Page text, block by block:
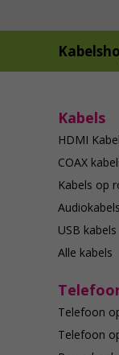
Kabels
HDMI
COAX
Kabels op
Audiokabels
USB kabels
Alle kabels
Telefoon
Telefoon